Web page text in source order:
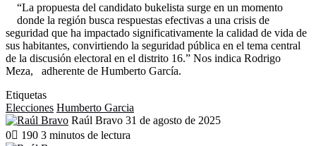
“La propuesta del candidato bukelista surge en un momento
donde la región busca respuestas efectivas a una crisis de
seguridad que ha impactado significativamente la calidad de vida de
sus habitantes, convirtiendo la seguridad pública en el tema central
de la discusión electoral en el distrito 16.” Nos indica Rodrigo
Meza, adherente de Humberto García.
Etiquetas
Elecciones Humberto Garcia
Raúl Bravo Send
an
31 de agosto de 2025
0
190 3 minutos de lectura